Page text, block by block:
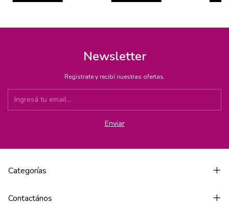
Newsletter
Registrate y recibí nuestras ofertas.
Categorías
Contactános